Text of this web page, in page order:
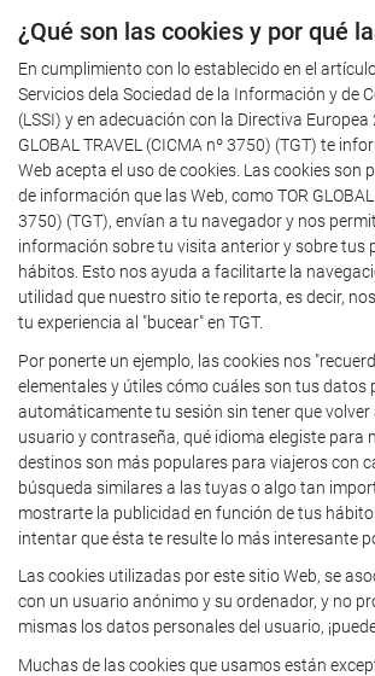
¿Qué son las cookies y por qué
En cumplimiento con lo establecido en el
Servicios dela Sociedad de la Información y de
(LSSI) y en adecuación con la Directiva
GLOBAL TRAVEL (CICMA nº 3750) (TGT) te
Web acepta el uso de cookies. Las cookies son
de información que las Web, como TOR GLOBAL
3750) (TGT), envían a tu navegador y nos
información sobre tu visita anterior y sobre tus
hábitos. Esto nos ayuda a facilitarte la
utilidad que nuestro sitio te reporta, es decir,
tu experiencia al "bucear" en TGT.
Por ponerte un ejemplo, las cookies nos
elementales y útiles cómo cuáles son tus datos
automáticamente tu sesión sin tener que volver
usuario y contraseña, qué idioma elegiste para
destinos son más populares para viajeros con
búsqueda similares a las tuyas o algo tan
mostrarte la publicidad en función de tus
intentar que ésta te resulte lo más interesante
Las cookies utilizadas por este sitio Web, se
con un usuario anónimo y su ordenador, y no
mismas los datos personales del usuario,
Muchas de las cookies que usamos están